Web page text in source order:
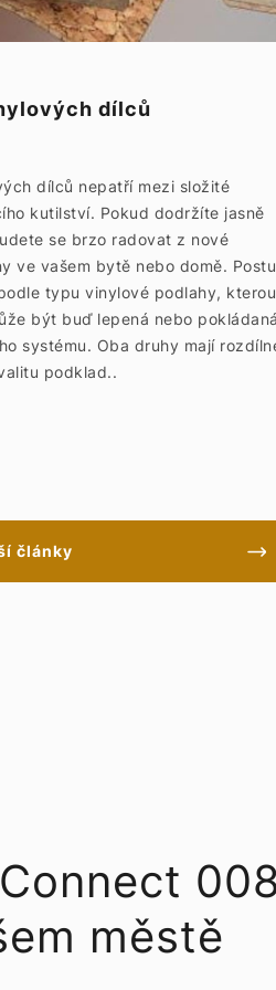
dílců
dílců nepatří mezi složité
kutilství. Pokud dodržíte jasně
se brzo radovat z nové
ve vašem bytě nebo domě.
typu vinylové podlahy, kterou
být buď lepená nebo pokládaná
systému. Oba druhy mají
podklad..
články
městě